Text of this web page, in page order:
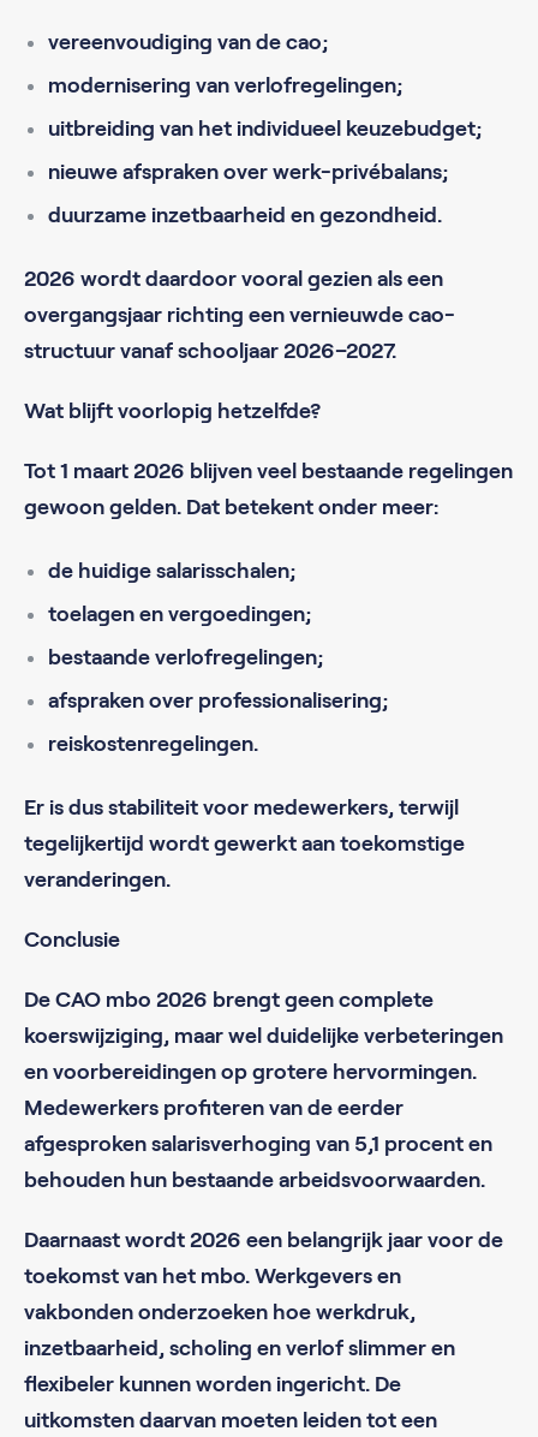
vereenvoudiging van de cao;
modernisering van verlofregelingen;
uitbreiding van het individueel keuzebudget;
nieuwe afspraken over werk-privébalans;
duurzame inzetbaarheid en gezondheid.
2026 wordt daardoor vooral gezien als een
overgangsjaar richting een vernieuwde cao-
structuur vanaf schooljaar 2026–2027.
Wat blijft voorlopig hetzelfde?
Tot 1 maart 2026 blijven veel bestaande regelingen
gewoon gelden. Dat betekent onder meer:
de huidige salarisschalen;
toelagen en vergoedingen;
bestaande verlofregelingen;
afspraken over professionalisering;
reiskostenregelingen.
Er is dus stabiliteit voor medewerkers, terwijl
tegelijkertijd wordt gewerkt aan toekomstige
veranderingen.
Conclusie
De CAO mbo 2026 brengt geen complete
koerswijziging, maar wel duidelijke verbeteringen
en voorbereidingen op grotere hervormingen.
Medewerkers profiteren van de eerder
afgesproken salarisverhoging van 5,1 procent en
behouden hun bestaande arbeidsvoorwaarden.
Daarnaast wordt 2026 een belangrijk jaar voor de
toekomst van het mbo. Werkgevers en
vakbonden onderzoeken hoe werkdruk,
inzetbaarheid, scholing en verlof slimmer en
flexibeler kunnen worden ingericht. De
uitkomsten daarvan moeten leiden tot een